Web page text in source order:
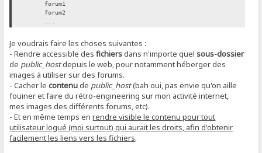
forum1
forum2
Je voudrais faire les choses suivantes :
- Rendre accessible desfichiersdans n'importe quelsous-dossier
de public_hostdepuis le web, pour notamment héberger des
images à utiliser sur des forums.
- Cacher lecontenude public_host(bah oui, pas envie qu'on aille
fouiner et faire du rétro-engineering sur mon activité internet,
mes images des différents forums, etc).
- Et en même temps enrendre visible le contenu pour tout
utilisateur logué (moi surtout) qui aurait les droits, afin d'obtenir
facilement les liens vers les fichiers.